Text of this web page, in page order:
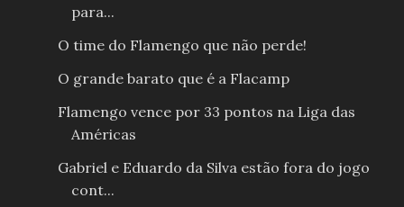
para...
O time do Flamengo que não perde!
O grande barato que é a Flacamp
Flamengo vence por 33 pontos na Liga das
Américas
Gabriel e Eduardo da Silva estão fora do jogo
cont...